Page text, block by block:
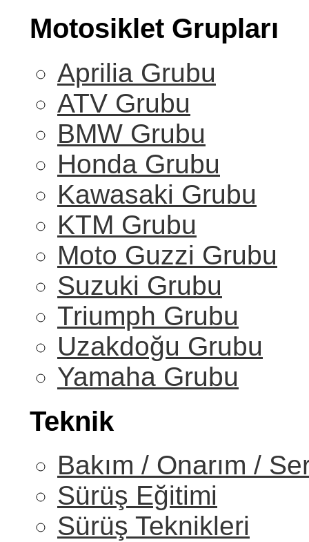
Motosiklet Grupları
Aprilia Grubu
ATV Grubu
BMW Grubu
Honda Grubu
Kawasaki Grubu
KTM Grubu
Moto Guzzi Grubu
Suzuki Grubu
Triumph Grubu
Uzakdoğu Grubu
Yamaha Grubu
Teknik
Bakım / Onarım /
Sürüş Eğitimi
Sürüş Teknikleri